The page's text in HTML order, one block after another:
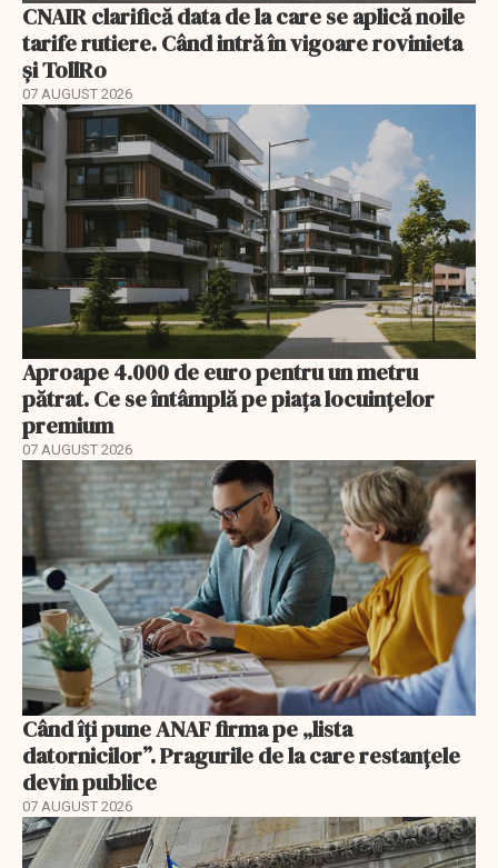
CNAIR clarifică data de la care se aplică noile
tarife rutiere. Când intră în vigoare rovinieta
și TollRo
07 AUGUST 2026
Aproape 4.000 de euro pentru un metru
pătrat. Ce se întâmplă pe piața locuințelor
premium
07 AUGUST 2026
Când îți pune ANAF firma pe „lista
datornicilor”. Pragurile de la care restanțele
devin publice
07 AUGUST 2026